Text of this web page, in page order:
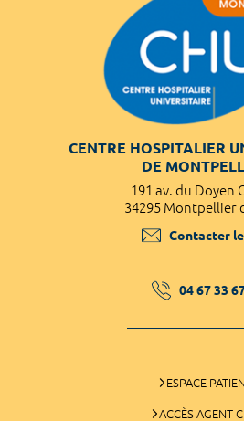
CENTRE HOSPITALIER
DE
191 av. du Doyen
34295 Montpellier
Contacter le
04 67 33
ESPACE
ACCÈS AGENT